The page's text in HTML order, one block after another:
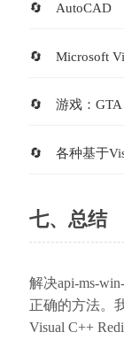
AutoCAD
Microsoft
游戏：
各种基于
七、总结
解决api-ms-
正确的方法。
Visual C++